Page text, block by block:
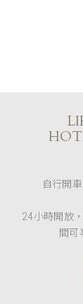
自行開
24小時開放
間可